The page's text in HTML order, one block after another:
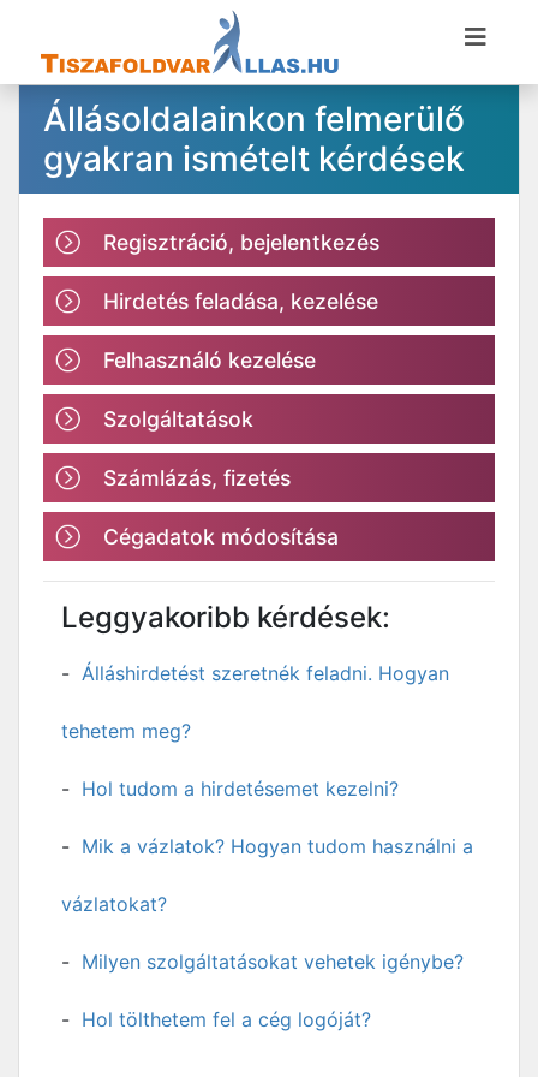
Állásoldalainkon felmerülő
gyakran ismételt kérdések
Regisztráció, bejelentkezés
Hirdetés feladása, kezelése
Felhasználó kezelése
Szolgáltatások
Számlázás, fizetés
Cégadatok módosítása
Leggyakoribb kérdések:
Álláshirdetést szeretnék feladni. Hogyan
tehetem meg?
Hol tudom a hirdetésemet kezelni?
Mik a vázlatok? Hogyan tudom használni a
vázlatokat?
Milyen szolgáltatásokat vehetek igénybe?
Hol tölthetem fel a cég logóját?